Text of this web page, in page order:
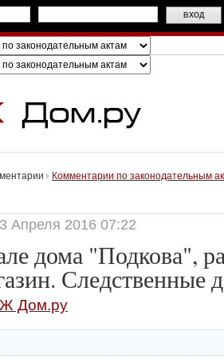
Комментарии по законодательным
Апреля 2016 07:22
дома "Подкова",
Следственные
Дом.ру